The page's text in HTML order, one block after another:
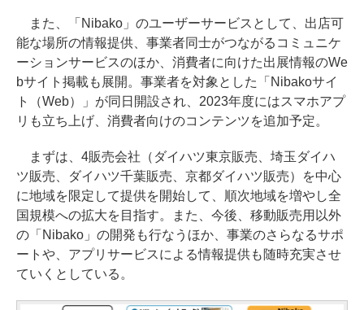
また、「Nibako」のユーザーサービスとして、出店可
能な場所の情報提供、事業者同士がつながるコミュニケ
ーションサービスのほか、消費者に向けた出展情報のWe
bサイト掲載も展開。事業者を対象とした「Nibakoサイ
ト（Web）」が同日開設され、2023年度にはスマホアプ
リも立ち上げ、消費者向けのコンテンツを追加予定。
まずは、4販売会社（ダイハツ東京販売、埼玉ダイハ
ツ販売、ダイハツ千葉販売、京都ダイハツ販売）を中心
に地域を限定して提供を開始して、順次地域を増やし全
国規模への拡大を目指す。また、今後、移動販売用以外
の「Nibako」の開発も行なうほか、事業のさらなるサポ
ートや、アプリサービスによる情報提供も随時充実させ
ていくとしている。